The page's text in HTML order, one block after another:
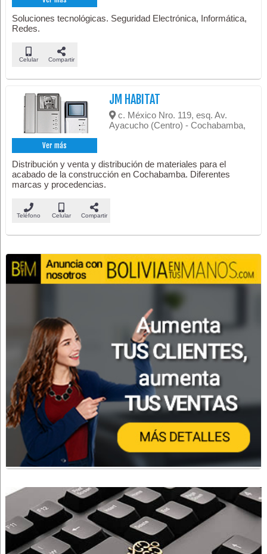
Soluciones tecnológicas. Seguridad Electrónica, Informática,
Redes.
Celular Compartir
Ver más
JM HABITAT
c. México Nro. 119, esq. Av.
Ayacucho (Centro) - Cochabamba,
Distribución y venta y distribución de materiales para el
acabado de la construcción en Cochabamba. Diferentes
marcas y procedencias.
Teléfono Celular Compartir